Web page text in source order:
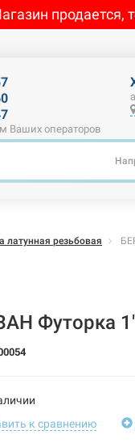
продается,
Ваших операторов
латунная резьбовая
Футорка
к сравнению